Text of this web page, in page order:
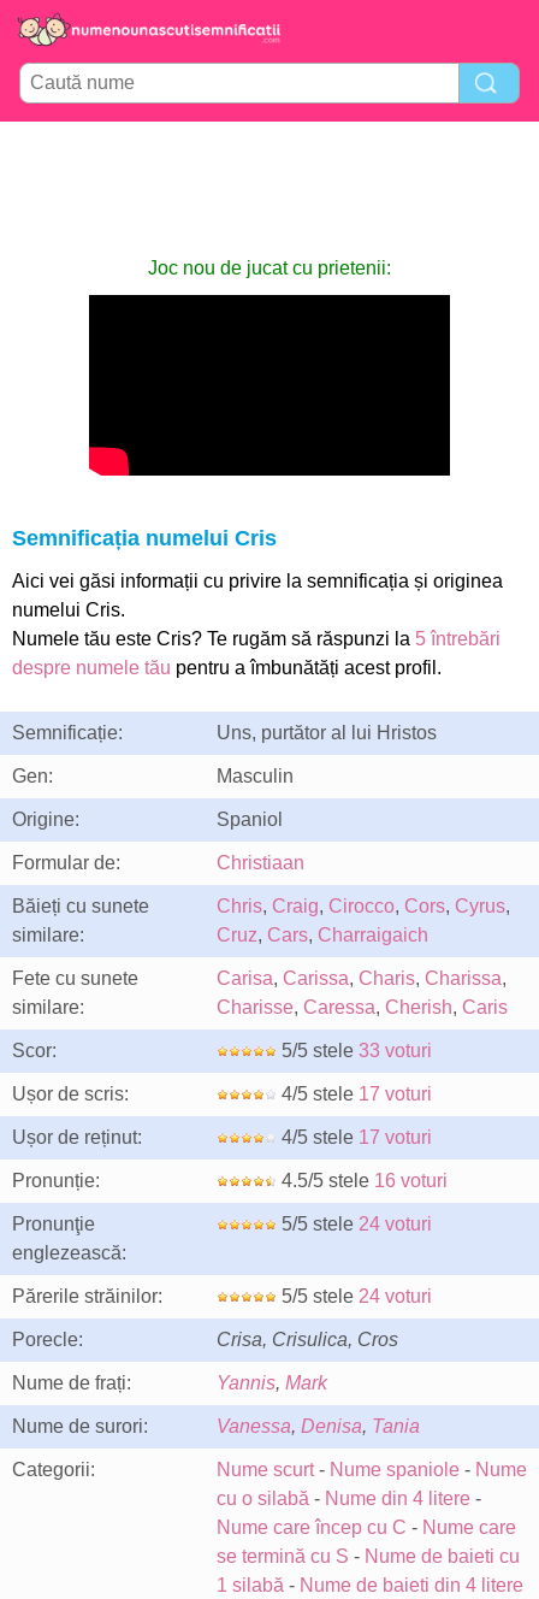
Joc nou de jucat cu prietenii:
Semnificația numelui Cris
Aici vei găsi informații cu privire la semnificația și originea
numelui Cris.
Numele tău este Cris? Te rugăm să răspunzi la 5 întrebări
despre numele tău pentru a îmbunătăți acest profil.
Semnificație: Uns, purtător al lui Hristos
Gen: Masculin
Origine: Spaniol
Formular de: Christiaan
Băieți cu sunete
similare:
Chris, Craig, Cirocco, Cors, Cyrus,
Cruz, Cars, Charraigaich
Fete cu sunete
similare:
Carisa, Carissa, Charis, Charissa,
Charisse, Caressa, Cherish, Caris
Scor: 5/5 stele 33 voturi
Ușor de scris: 4/5 stele 17 voturi
Ușor de reținut: 4/5 stele 17 voturi
Pronunție: 4.5/5 stele 16 voturi
Pronunţie
englezească:
5/5 stele 24 voturi
Părerile străinilor: 5/5 stele 24 voturi
Porecle: Crisa, Crisulica, Cros
Nume de frați: Yannis, Mark
Nume de surori: Vanessa, Denisa, Tania
Categorii: Nume scurt- Nume spaniole - Nume
cu o silabă - Nume din 4 litere -
Nume care încep cu C - Nume care
se termină cu S - Nume de baieti cu
1 silabă - Nume de baieti din 4 litere